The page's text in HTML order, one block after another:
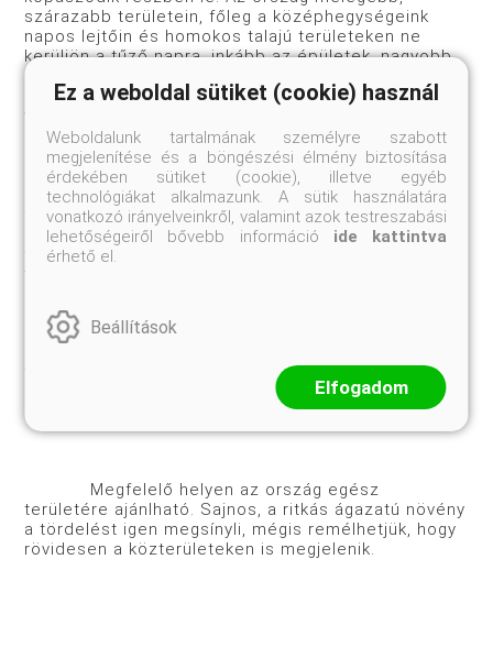
szárazabb területein, főleg a középhegységeink
napos lejtőin és homokos talajú területeken ne
kerüljön a tűző napra, inkább az épületek, nagyobb
árnyékban is, de itt nem várhatunk igazán dús
virágzást, hanem főleg csillogó lombja díszít. A
legjobb a helye a cserjeszegélyben, ahol a többi
bokor és a mögötte lévő magasabb fák a nap egy
részében árnyékot is vetnek. Az évek során vékony,
hosszú visszahajló vesszőkből feltörő új hajtásokkal
feltámaszkodik, belefonódik a környező bokrok
ágaiba, egyre feljebb kopaszodik. Ezt a
tulajdonságát jól kihasználhatjuk: oszlopokhoz,
verandarácsozathoz kötve magasra vezethetjük.
tavaszi és nyárközépi dugványozása egyaránt
sikerrel jár. Néhány faiskola kis tételben már árusítja
és a növénykedvelők körében is terjed.
Megfelelő helyen az ország egész
területére ajánlható. Sajnos, a ritkás ágazatú növény
a tördelést igen megsínyli, mégis remélhetjük, hogy
rövidesen a közterületeken is megjelenik.
Ez a weboldal sütiket (cookie) használ
Weboldalunk tartalmának személyre szabott
megjelenítése és a böngészési élmény biztosítása
érdekében sütiket (cookie), illetve egyéb
technológiákat alkalmazunk. A sütik használatára
vonatkozó irányelveinkről, valamint azok testreszabási
lehetőségeiről bővebb információ ide kattintva
érhető el.
Beállítások
Elfogadom